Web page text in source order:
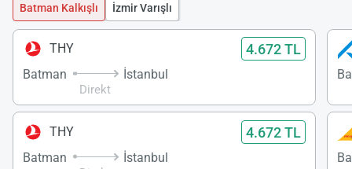
Batman Kalkışlı İzmir Varışlı
THY 4.672 TL
Batman
Direkt
İstanbul
THY 4.672 TL
Batman İstanbul